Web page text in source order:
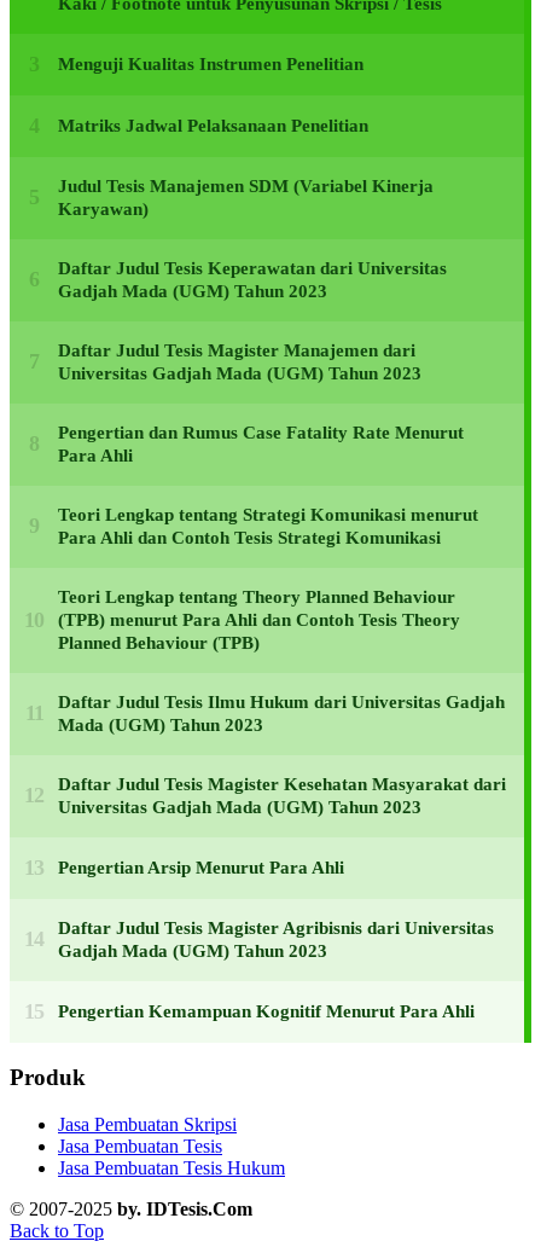
Menguji Kualitas Instrumen Penelitian
Matriks Jadwal Pelaksanaan Penelitian
Judul Tesis Manajemen SDM (Variabel Kinerja
Karyawan)
Daftar Judul Tesis Keperawatan dari Universitas
Gadjah Mada (UGM) Tahun 2023
Daftar Judul Tesis Magister Manajemen dari
Universitas Gadjah Mada (UGM) Tahun 2023
Pengertian dan Rumus Case Fatality Rate Menurut
Para Ahli
Teori Lengkap tentang Strategi Komunikasi menurut
Para Ahli dan Contoh Tesis Strategi Komunikasi
Teori Lengkap tentang Theory Planned Behaviour
(TPB) menurut Para Ahli dan Contoh Tesis Theory
Planned Behaviour (TPB)
Daftar Judul Tesis Ilmu Hukum dari Universitas Gadjah
Mada (UGM) Tahun 2023
Daftar Judul Tesis Magister Kesehatan Masyarakat dari
Universitas Gadjah Mada (UGM) Tahun 2023
Pengertian Arsip Menurut Para Ahli
Daftar Judul Tesis Magister Agribisnis dari Universitas
Gadjah Mada (UGM) Tahun 2023
Pengertian Kemampuan Kognitif Menurut Para Ahli
Produk
Jasa Pembuatan Skripsi
Jasa Pembuatan Tesis
Jasa Pembuatan Tesis Hukum
© 2007-2025 by. IDTesis.Com
Back to Top